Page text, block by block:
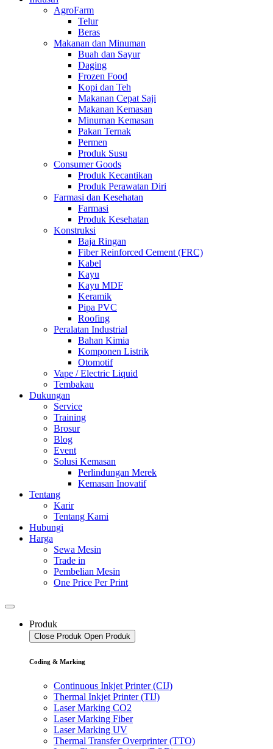
AgroFarm
Telur
Beras
Makanan dan Minuman
Buah dan Sayur
Daging
Frozen Food
Kopi dan Teh
Makanan Cepat Saji
Makanan Kemasan
Minuman Kemasan
Pakan Ternak
Permen
Produk Susu
Consumer Goods
Produk Kecantikan
Produk Perawatan Diri
Farmasi dan Kesehatan
Farmasi
Produk Kesehatan
Konstruksi
Baja Ringan
Fiber Reinforced Cement (FRC)
Kabel
Kayu
Kayu MDF
Keramik
Pipa PVC
Roofing
Peralatan Industrial
Bahan Kimia
Komponen Listrik
Otomotif
Vape / Electric Liquid
Tembakau
Dukungan
Service
Training
Brosur
Blog
Event
Solusi Kemasan
Perlindungan Merek
Kemasan Inovatif
Tentang
Karir
Tentang Kami
Hubungi
Harga
Sewa Mesin
Trade in
Pembelian Mesin
One Price Per Print
Produk
Close Produk Open Produk
Coding & Marking
Continuous Inkjet Printer (CIJ)
Thermal Inkjet Printer (TIJ)
Laser Marking CO2
Laser Marking Fiber
Laser Marking UV
Thermal Transfer Overprinter (TTO)